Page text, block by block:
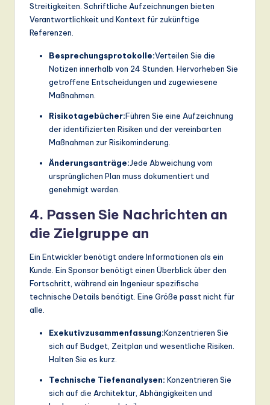
Streitigkeiten. Schriftliche Aufzeichnungen bieten
Verantwortlichkeit und Kontext für zukünftige
Referenzen.
Besprechungsprotokolle:Verteilen Sie die
Notizen innerhalb von 24 Stunden. Hervorheben Sie
getroffene Entscheidungen und zugewiesene
Maßnahmen.
Risikotagebücher:Führen Sie eine Aufzeichnung
der identifizierten Risiken und der vereinbarten
Maßnahmen zur Risikominderung.
Änderungsanträge:Jede Abweichung vom
ursprünglichen Plan muss dokumentiert und
genehmigt werden.
4. Passen Sie Nachrichten an
die Zielgruppe an
Ein Entwickler benötigt andere Informationen als ein
Kunde. Ein Sponsor benötigt einen Überblick über den
Fortschritt, während ein Ingenieur spezifische
technische Details benötigt. Eine Größe passt nicht für
alle.
Exekutivzusammenfassung:Konzentrieren Sie
sich auf Budget, Zeitplan und wesentliche Risiken.
Halten Sie es kurz.
Technische Tiefenanalysen: Konzentrieren Sie
sich auf die Architektur, Abhängigkeiten und